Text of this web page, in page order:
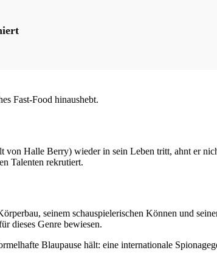
Fast-Food hinaushebt.
Halle Berry) wieder in sein Leben tritt, ahnt er
Talenten rekrutiert.
seinem schauspielerischen Können und
dieses Genre bewiesen.
Blaupause hält: eine internationale